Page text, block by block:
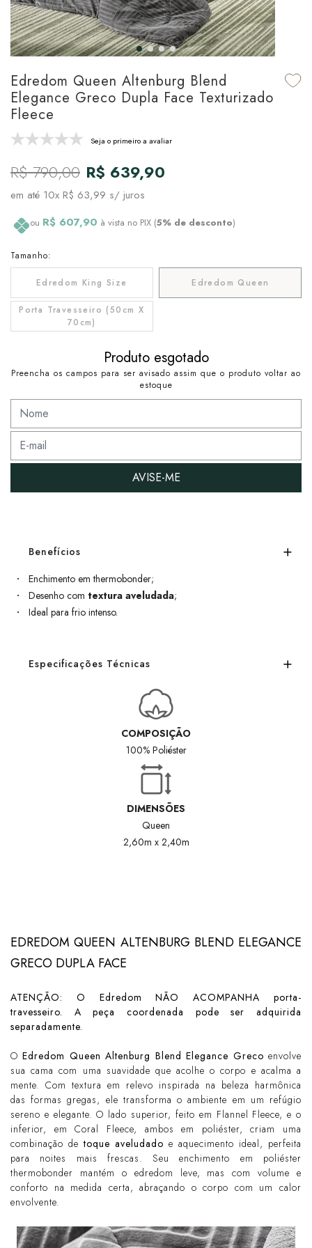
em Marcas
em Tapetes
de Colchão & Travesseiro
& Sobre-Lençol Avulso
& Manta para Cama
Cama
Edredom & Duvet
Prato & Copa
de Cozinha
em Mesa & Cozinha
em Banho
Edredom Queen Altenburg Blend
Elegance Greco Dupla Face Texturizado
Fleece
Seja o primeiro a avaliar
R$ 790,00 R$ 639,90
em até 10x R$ 63,99 s/ juros
ou R$ 607,90 à vista no PIX (5% de desconto)
Tamanho:
Edredom King Size Edredom Queen
Porta Travesseiro (50cm X
70cm)
Produto esgotado
Preencha os campos para ser avisado assim que o produto voltar ao
estoque
AVISE-ME
Benefícios
Enchimento em thermobonder;
Desenho com textura aveludada;
Ideal para frio intenso.
Especificações Técnicas
COMPOSIÇÃO
100% Poliéster
DIMENSÕES
Queen
2,60m x 2,40m
EDREDOM QUEEN ALTENBURG BLEND ELEGANCE
GRECO DUPLA FACE
ATENÇÃO: O Edredom NÃO ACOMPANHA porta-
travesseiro. A peça coordenada pode ser adquirida
separadamente.
OEdredom Queen Altenburg Blend Elegance Greco envolve
sua cama com uma suavidade que acolhe o corpo e acalma a
mente. Com textura em relevo inspirada na beleza harmônica
das formas gregas, ele transforma o ambiente em um refúgio
sereno e elegante. O lado superior, feito em Flannel Fleece, e o
inferior, em Coral Fleece, ambos em poliéster, criam uma
combinação detoque aveludado e aquecimento ideal, perfeita
para noites mais frescas. Seu enchimento em poliéster
thermobonder mantém o edredom leve, mas com volume e
conforto na medida certa, abraçando o corpo com um calor
envolvente.